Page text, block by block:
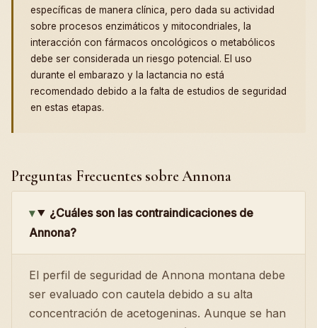
específicas de manera clínica, pero dada su actividad
sobre procesos enzimáticos y mitocondriales, la
interacción con fármacos oncológicos o metabólicos
debe ser considerada un riesgo potencial. El uso
durante el embarazo y la lactancia no está
recomendado debido a la falta de estudios de seguridad
en estas etapas.
Preguntas Frecuentes sobre Annona
¿Cuáles son las contraindicaciones de
Annona?
El perfil de seguridad de Annona montana debe
ser evaluado con cautela debido a su alta
concentración de acetogeninas. Aunque se han